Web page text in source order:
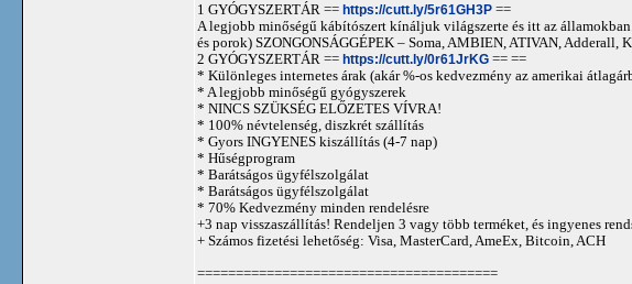
1 GYÓGYSZERTÁR == https://cutt.ly/5r61GH3P ==
A legjobb minőségű kábítószert kínáljuk világszerte és itt az
és porok) SZONGONSÁGGÉPEK – Soma, AMBIEN, ATIVAN,
2 GYÓGYSZERTÁR == https://cutt.ly/0r61JrKG == ==
* Különleges internetes árak (akár %-os kedvezmény az amerikai
* A legjobb minőségű gyógyszerek
* NINCS SZÜKSÉG ELŐZETES VÍVRA!
* 100% névtelenség, diszkrét szállítás
* Gyors INGYENES kiszállítás (4-7 nap)
* Hűségprogram
* Barátságos ügyfélszolgálat
* Barátságos ügyfélszolgálat
* 70% Kedvezmény minden rendelésre
+3 nap visszaszállítás! Rendeljen 3 vagy több terméket, és ingyenes
+ Számos fizetési lehetőség: Visa, MasterCard, AmeEx, Bitcoin, ACH
=======================================